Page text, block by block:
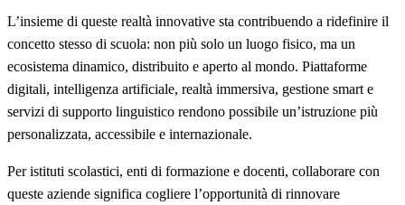
L’insieme di queste realtà innovative sta contribuendo a ridefinire il
concetto stesso di scuola: non più solo un luogo fisico, ma un
ecosistema dinamico, distribuito e aperto al mondo. Piattaforme
digitali, intelligenza artificiale, realtà immersiva, gestione smart e
servizi di supporto linguistico rendono possibile un’istruzione più
personalizzata, accessibile e internazionale.
Per istituti scolastici, enti di formazione e docenti, collaborare con
queste aziende significa cogliere l’opportunità di rinnovare